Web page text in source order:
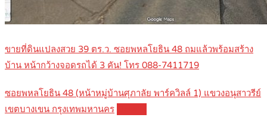
ขายที่ดินแปลงสวย 39 ตร.ว. ซอยพหลโยธิน 48 ถมแล้วพร้อมสร้าง
บ้าน หน้ากว้างจอดรถได้ 3 คัน! โทร 088-7411719
ซอยพหลโยธิน 48 (หน้าหมู่บ้านศุภาลัย พาร์ควิลล์ 1) แขวงอนุสาวรีย์
เขตบางเขน กรุงเทพมหานคร